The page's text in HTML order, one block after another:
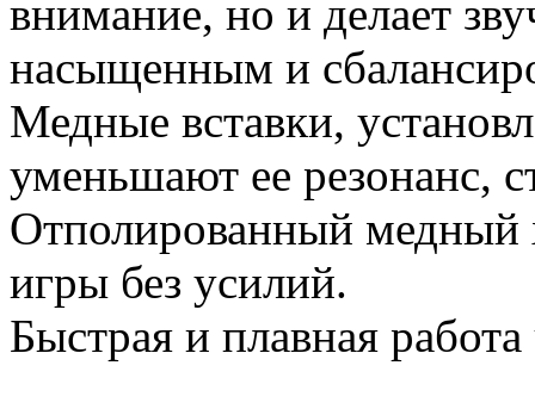
внимание, но и делает
насыщенным и
Медные вставки,
уменьшают ее резонанс,
Отполированный
игры без усилий.
Быстрая и плавная